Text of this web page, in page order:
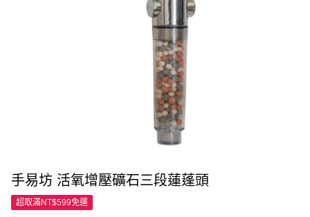
手易坊 活氧增壓礦石三段蓮蓬頭
超取滿NT$599免運